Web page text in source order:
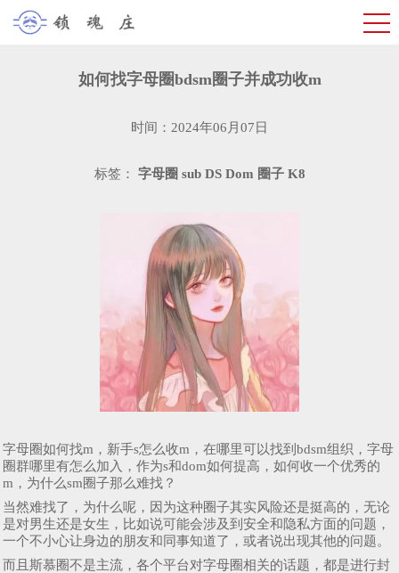
如何找字母圈bdsm圈子并成功收m
时间：2024年06月07日
标签： 字母圈 sub DS Dom 圈子 K8
字母圈如何找m，新手s怎么收m，在哪里可以找到bdsm组织，字母
圈群哪里有怎么加入，作为s和dom如何提高，如何收一个优秀的
m，为什么sm圈子那么难找？
当然难找了，为什么呢，因为这种圈子其实风险还是挺高的，无论
是对男生还是女生，比如说可能会涉及到安全和隐私方面的问题，
一个不小心让身边的朋友和同事知道了，或者说出现其他的问题。
而且斯慕圈不是主流，各个平台对字母圈相关的话题，都是进行封